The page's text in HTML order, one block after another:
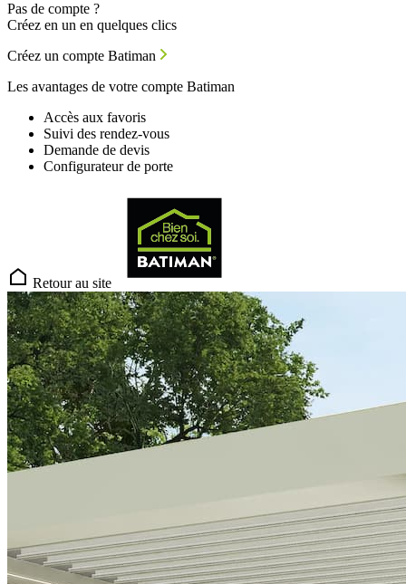
Pas de compte ?
Créez en un en quelques clics
Créez un compte Batiman
Les avantages de votre compte Batiman
Accès aux favoris
Suivi des rendez-vous
Demande de devis
Configurateur de porte
Retour au site